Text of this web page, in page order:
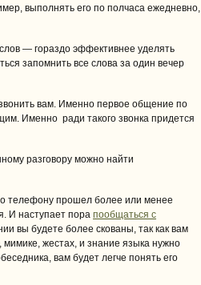
выполнять его по полчаса ежедневно,
— гораздо эффективнее уделять
запомнить все слова за один вечер
вам. Именно первое общение по
Именно ради такого звонка придется
разговору можно найти
телефону прошел более или менее
И наступает пора пообщаться с
вы будете более скованы, так как вам
жестах, и знание языка нужно
вам будет легче понять его